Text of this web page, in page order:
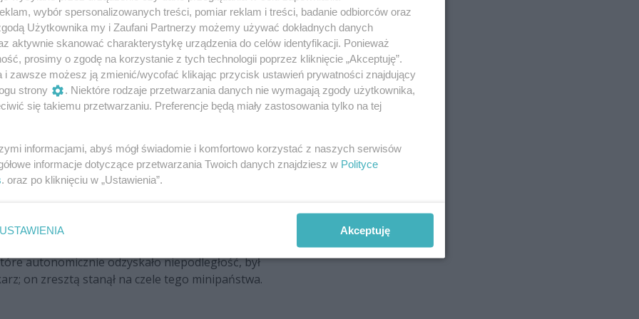
bardzo za to wdzięczny.
związana była nie tylko Maria i Stanisław czy
naukowy radomskiej uczelni, pomysłodawca i
tramwajowej. - Maria zawsze powtarzała:
zapominaj o Radomiu”. I tak to zostało u nas, w
„Tylko nigdy nie zapominajcie o Radomiu”. No i ja
podziękować za waszą ciężką pracę i za
to przedwojenny prezydent Radomia
Tadeusz Brzęk-Osiński; te tomy są już w
stał wybitnymi ludźmi; odważnymi,
patriotami. Mieliśmy naprawdę wybitnych
regionu, kraju, ale i całej Europy – mówi
że twórcą Republiki Radomskiej -
autonomicznie odzyskało niepodległość, był
on zresztą stanął na czele tego minipaństwa.
wybór spersonalizowanych treści, pomiar reklam i treści, badanie odbiorców oraz
Użytkownika my i Zaufani Partnerzy możemy używać dokładnych danych
aktywnie skanować charakterystykę urządzenia do celów identyfikacji. Ponieważ
prosimy o zgodę na korzystanie z tych technologii poprzez kliknięcie „Akceptuję”.
i zawsze możesz ją zmienić/wycofać klikając przycisk ustawień prywatności znajdujący
strony
. Niektóre rodzaje przetwarzania danych nie wymagają zgody użytkownika,
się takiemu przetwarzaniu. Preferencje będą miały zastosowania tylko na tej
informacjami, abyś mógł świadomie i komfortowo korzystać z naszych serwisów
informacje dotyczące przetwarzania Twoich danych znajdziesz w Polityce
. oraz po kliknięciu w „Ustawienia”.
USTAWIENIA Akceptuję